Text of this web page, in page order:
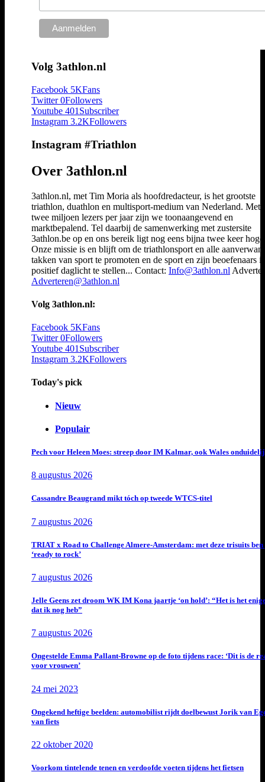
Volg 3athlon.nl
Facebook 5KFans
Twitter 0Followers
Youtube 401 Subscriber
Instagram 3.2KFollowers
Instagram #Triathlon
Over 3athlon.nl
3athlon.nl, met Tim Moria als hoofdredacteur, is het grootste
triathlon, duathlon en multisport-medium van Nederland. Met
twee miljoen lezers per jaar zijn we toonaangevend en
marktbepalend. Tel daarbij de samenwerking met zustersite
3athlon.be op en ons bereik ligt nog eens bijna twee keer
Onze missie is en blijft om de triathlonsport en alle
takken van sport te promoten en de sport en zijn beoefenaars
positief daglicht te stellen... Contact: Info@3athlon.nl
Adverteren@3athlon.nl
Volg 3athlon.nl:
Facebook 5KFans
Twitter 0Followers
Youtube 401 Subscriber
Instagram 3.2KFollowers
Today's pick
Nieuw
Populair
Pech voor Heleen Moes: streep door IM Kalmar, ook Wales
8 augustus 2026
Cassandre Beaugrand mikt tóch op tweede WTCS-titel
7 augustus 2026
TRIAT x Road to Challenge Almere-Amsterdam: met deze trisuits ben
‘ready to rock’
7 augustus 2026
Jelle Geens zet droom WK IM Kona jaartje ‘on hold’: “Het is het
dat ik nog heb”
7 augustus 2026
Ongestelde Emma Pallant-Browne op de foto tijdens race: ‘Dit is de
voor vrouwen’
24 mei 2023
Ongekend heftige beelden: automobilist rijdt doelbewust Jorik van
van fiets
22 oktober 2020
Voorkom tintelende tenen en verdoofde voeten tijdens het fietsen